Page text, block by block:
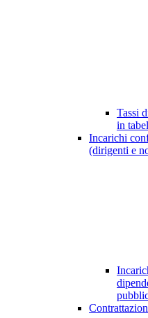
Tassi
in
Incarichi
(dirigenti e